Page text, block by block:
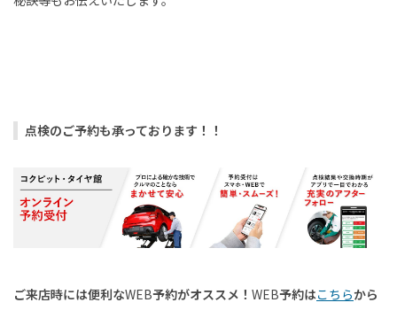
点検のご予約も承っております！！
ご来店時には便利なWEB予約がオススメ！ WEB予約はこちらから